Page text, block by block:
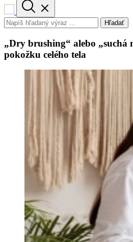
Hľadať
„Dry brushing“ alebo „suchá
pokožku celého tela